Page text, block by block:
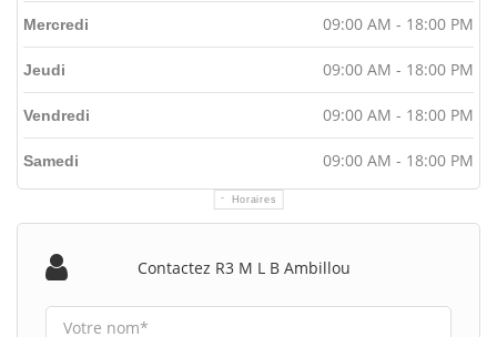
Horaires
Mercredi 09:00 AM - 18:00 PM
Jeudi 09:00 AM - 18:00 PM
Vendredi 09:00 AM - 18:00 PM
Samedi 09:00 AM - 18:00 PM
Contactez R3 M L B Ambillou